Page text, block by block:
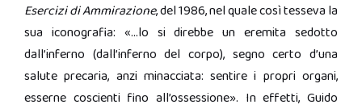
Esercizi di Ammirazione, del 1986, nel quale così tesseva la
sua iconografia: «…lo si direbbe un eremita sedotto
dall’inferno (dall’inferno del corpo), segno certo d’una
salute precaria, anzi minacciata: sentire i propri organi,
esserne coscienti fino all’ossessione». In effetti, Guido